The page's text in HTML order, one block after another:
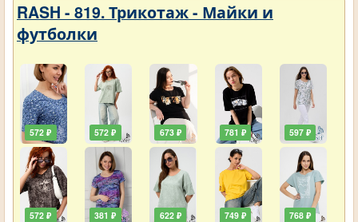
RASH - 819. Трикотаж - Майки и
футболки
572 ₽
572 ₽
572 ₽
381 ₽
673 ₽
622 ₽
781 ₽
749 ₽
597 ₽
768 ₽